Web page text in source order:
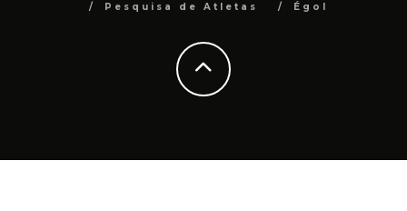
Pesquisa de Atletas
Égol